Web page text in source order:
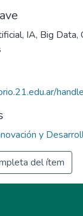
, IA, Big Data,
y
del ítem